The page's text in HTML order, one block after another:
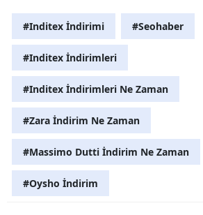
#Inditex İndirimi #Seohaber
#Inditex İndirimleri
#Inditex İndirimleri Ne Zaman
#Zara İndirim Ne Zaman
#Massimo Dutti İndirim Ne Zaman
#Oysho İndirim